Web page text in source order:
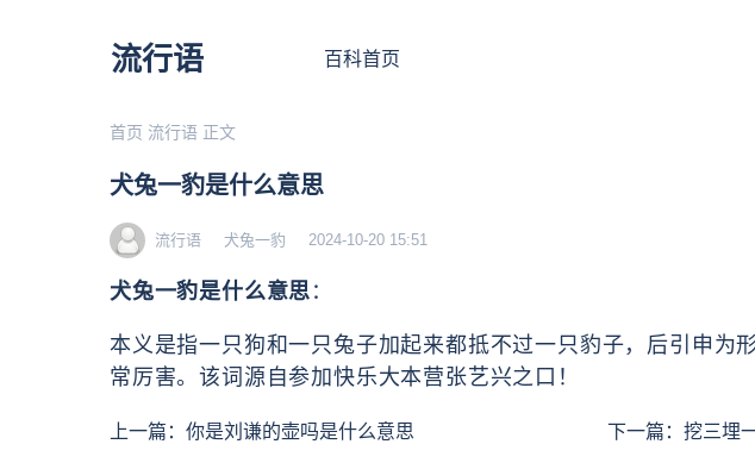
流行语 百科首页
首页 流行语 正文
犬兔一豹是什么意思
流行语 犬兔一豹 2024-10-20 15:51
犬兔一豹是什么意思 ：
本义是指一只狗和一只兔子加起来都抵不过一只豹子，后引申为
常厉害。该词源自参加快乐大本营张艺兴之口！
上一篇： 你是刘谦的壶吗是什么意思 下一篇： 挖三埋